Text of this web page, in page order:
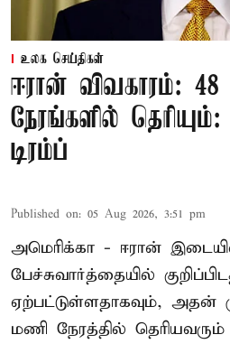
உலக செய்திகள்
ஈரான் விவகாரம்:
நேரங்களில்
டிரம்ப்
Published on: 05 Aug 2026, 3:51 pm
அமெரிக்கா - ஈரான்
பேச்சுவார்த்தையில்
ஏற்பட்டுள்ளதாகவும், அதன்
மணி நேரத்தில்